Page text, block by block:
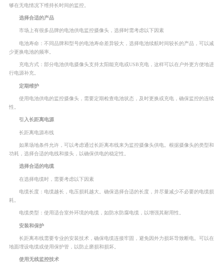
够在无电情况下维持长时间的监控。
选择合适的产品
市场上有很多品牌的电池供电监控摄像头，选择时需考虑以下因素
电池寿命：不同品牌和型号的电池寿命差异较大，选择电池续航时间较长的产品，可以减
少更换电池的频率。
充电方式：部分电池供电摄像头支持太阳能充电或USB充电，这样可以在户外更方便地进
行电源补充。
定期维护
使用电池供电的监控摄像头，需要定期检查电池状态，及时更换或充电，确保监控的连续
性。
引入长距离电源
长距离电源布线
如果场地条件允许，可以考虑通过长距离布线来为监控摄像头供电。根据摄像头的类型和
功耗，选择合适的电线和接头，以确保供电的稳定性。
选择合适的电缆
在选择电缆时，需要考虑以下因素
电缆长度：电缆越长，电压损耗越大。确保选择合适的长度，并尽量减少不必要的电缆损
耗。
电缆类型：使用适合室外环境的电缆，如防水防腐电缆，以增强其耐用性。
安装和保护
长距离布线需要专业的安装技术，确保电缆连接牢固，避免因外力损坏导致断电。可以在
地面埋设电缆或使用保护管，以防止磨损和损坏。
使用无线监控技术